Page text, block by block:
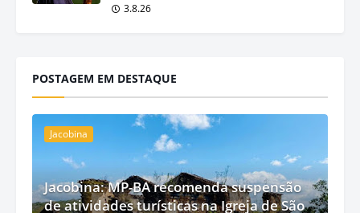
3.8.26
POSTAGEM EM DESTAQUE
Jacobina
Jacobina: MP-BA recomenda suspensão
de atividades turísticas na Igreja de São